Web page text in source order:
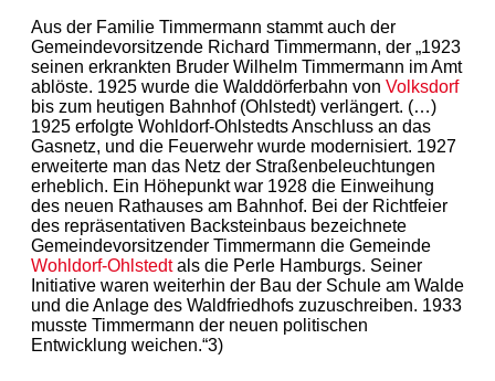
Aus der Familie Timmermann stammt auch der
Gemeindevorsitzende Richard Timmermann, der „1923
seinen erkrankten Bruder Wilhelm Timmermann im Amt
ablöste. 1925 wurde die Walddörferbahn von Volksdorf
bis zum heutigen Bahnhof (Ohlstedt) verlängert. (…)
1925 erfolgte Wohldorf-Ohlstedts Anschluss an das
Gasnetz, und die Feuerwehr wurde modernisiert. 1927
erweiterte man das Netz der Straßenbeleuchtungen
erheblich. Ein Höhepunkt war 1928 die Einweihung
des neuen Rathauses am Bahnhof. Bei der Richtfeier
des repräsentativen Backsteinbaus bezeichnete
Gemeindevorsitzender Timmermann die Gemeinde
Wohldorf-Ohlstedtals die Perle Hamburgs. Seiner
Initiative waren weiterhin der Bau der Schule am Walde
und die Anlage des Waldfriedhofs zuzuschreiben. 1933
musste Timmermann der neuen politischen
Entwicklung weichen.“3)